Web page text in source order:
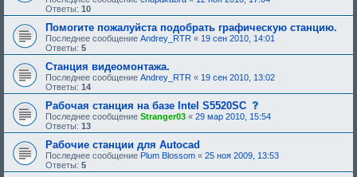
Ответы: 10
Помогите пожалуйста подобрать графическую станцию.
Последнее сообщение Andrey_RTR « 19 сен 2010, 14:01
Ответы: 5
Станция видеомонтажа.
Последнее сообщение Andrey_RTR « 19 сен 2010, 13:02
Ответы: 14
Рабочая станция на базе Intel S5520SC
о
о
б
е
н
и
Последнее сообщение Stranger03 « 29 мар 2010, 15:54
Ответы: 13
Рабочие станции для Autocad
Последнее сообщение Plum Blossom « 25 ноя 2009, 13:53
Ответы: 5